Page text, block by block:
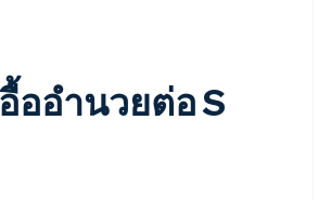
ออำนวยต่อ S